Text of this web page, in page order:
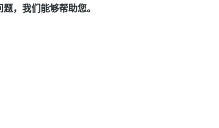
，我们能够帮助您。